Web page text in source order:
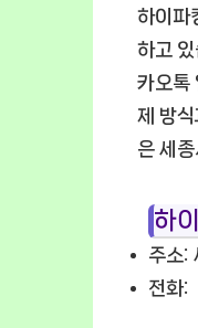
하이파
하고
카오톡
제 방
은 세
하
주소:
전화: